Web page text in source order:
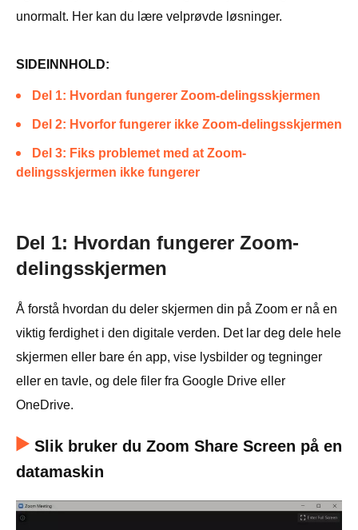
unormalt. Her kan du lære velprøvde løsninger.
SIDEINNHOLD:
Del 1: Hvordan fungerer Zoom-delingsskjermen
Del 2: Hvorfor fungerer ikke Zoom-delingsskjermen
Del 3: Fiks problemet med at Zoom-
delingsskjermen ikke fungerer
Del 1: Hvordan fungerer Zoom-
delingsskjermen
Å forstå hvordan du deler skjermen din på Zoom er nå en
viktig ferdighet i den digitale verden. Det lar deg dele hele
skjermen eller bare én app, vise lysbilder og tegninger
eller en tavle, og dele filer fra Google Drive eller
OneDrive.
Slik bruker du Zoom Share Screen på en
datamaskin